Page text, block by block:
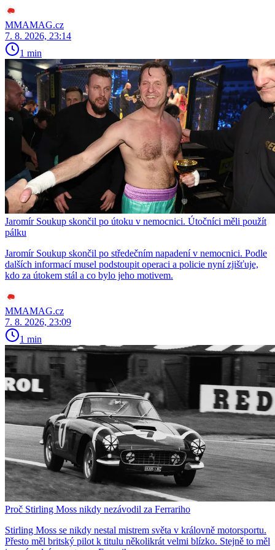
MMAMAG.cz
7. 8. 2026, 23:14
1 min
Jaromír Soukup skončil po útoku v nemocnici. Útočníci měli použít
pálku
Jaromír Soukup skončil po středečním napadení v nemocnici. Podle
dalších informací musel podstoupit operaci a policie nyní zjišťuje,
kdo za útokem stál a co bylo jeho motivem.
MMAMAG.cz
7. 8. 2026, 23:09
1 min
Proč Stirling Moss nikdy nezávodil za Ferrariho
Stirling Moss se nikdy nestal mistrem světa v královně motorsportu.
Přesto měl britský pilot k titulu několikrát velmi blízko. Stejně to měl